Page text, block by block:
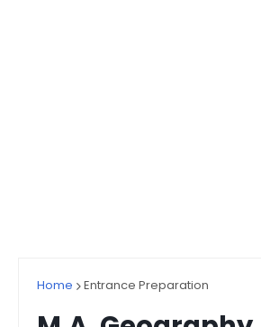
Home Entrance Preparation